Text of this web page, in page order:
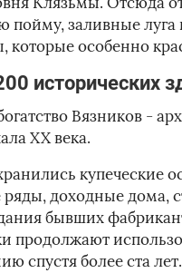
пойму, заливные луга
которые особенно
исторических
Вязников -
XX века.
купеческие
ряды, доходные дома,
бывших
продолжают
спустя более ста лет.